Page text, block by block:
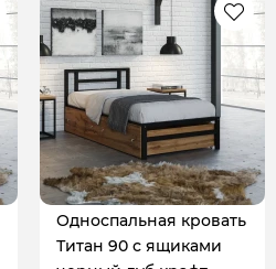
Односпальная кровать
Титан 90 с ящиками